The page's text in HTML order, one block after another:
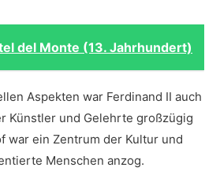
del Monte (13. Jahrhundert)
Aspekten war ⁢Ferdinand II auch
Künstler ‍und Gelehrte großzügig
war ein Zentrum der ​Kultur und⁣
​Menschen ‍anzog.